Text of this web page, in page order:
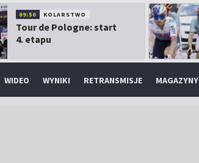
09:50 KOLARSTWO
Tour de Pologne: start
4. etapu
WIDEO WYNIKI RETRANSMISJE MAGAZYNY